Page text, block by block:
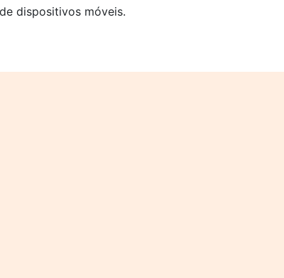
dispositivos móveis.